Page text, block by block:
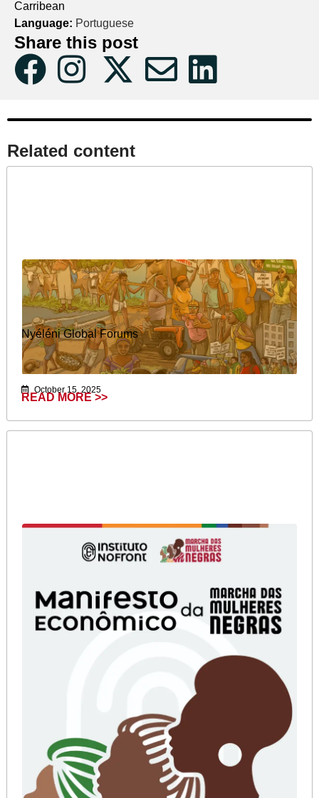
Carribean
Language: Portuguese
Share this post
Related content​
Nyéléni Global Forums
October 15, 2025
READ MORE >>